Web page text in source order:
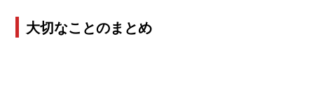
大切なことのまとめ